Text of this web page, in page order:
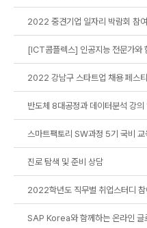
2022 중견기업 일자리 박람회 참
[ICT콤플렉스] 인공지능 전문가
2022 강남구 스타트업 채용 페스
반도체 8대공정과 데이터분석 강의
스마트팩토리 SW과정 5기 국비 교
진로 탐색 및 준비 상담
2022학년도 직무별 취업스터디 참
SAP Korea와 함께하는 온라인 글